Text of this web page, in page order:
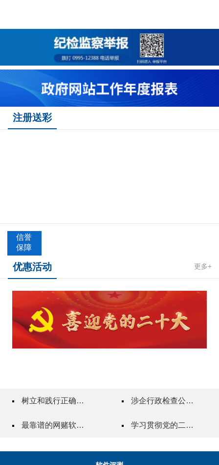
注册送彩
信誉
保障
优惠活动 更多+
树立和践行正确政绩观 涉企行政检查公示专栏
最靠谱的网赌软件"一站式"质量服务指导站 学习贯彻党的二十届三中全会精神